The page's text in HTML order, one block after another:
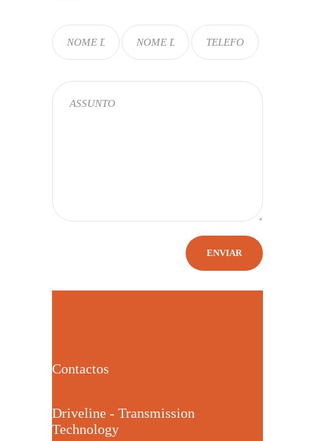
Contactos
Driveline - Transmission
Technology